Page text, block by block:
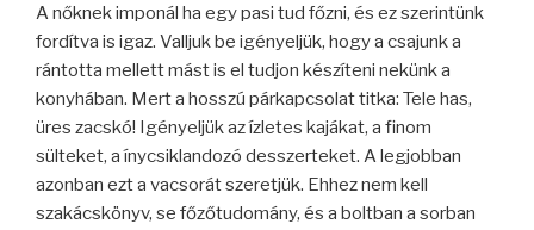
A nőknek imponál ha egy pasi tud főzni, és ez szerintünk
fordítva is igaz. Valljuk be igényeljük, hogy a csajunk a
rántotta mellett mást is el tudjon készíteni nekünk a
konyhában. Mert a hosszú párkapcsolat titka: Tele has,
üres zacskó! Igényeljük az ízletes kajákat, a finom
sülteket, a ínycsiklandozó desszerteket. A legjobban
azonban ezt a vacsorát szeretjük. Ehhez nem kell
szakácskönyv, se főzőtudomány, és a boltban a sorban